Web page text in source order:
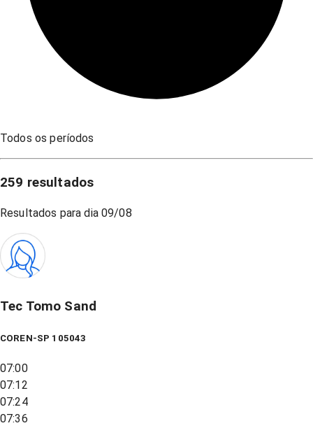
Todos os períodos
259 resultados
Resultados para dia09/08
Tec Tomo Sand
COREN-SP 105043
07:00
07:12
07:24
07:36